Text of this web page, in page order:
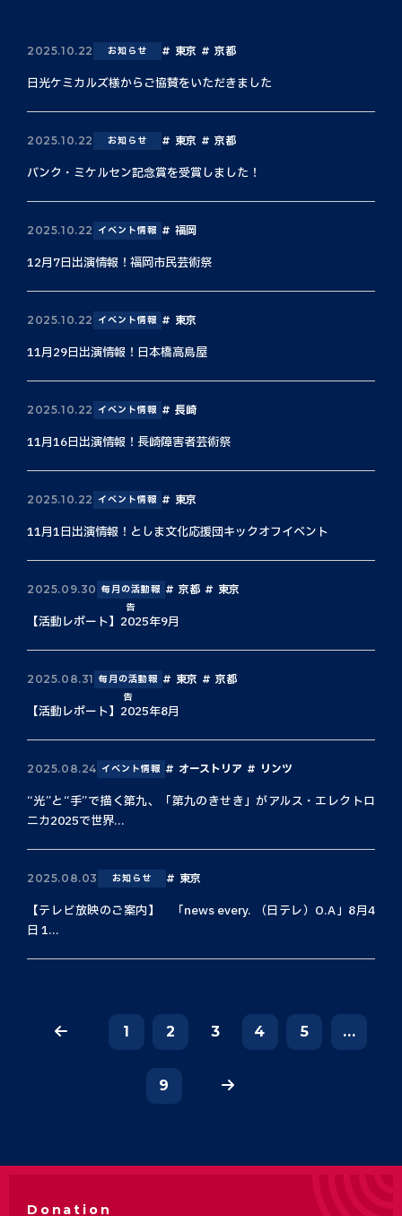
2025.10.22 お知らせ 東京 京都
日光ケミカルズ様からご協賛をいただきました
2025.10.22 お知らせ 東京 京都
バンク・ミケルセン記念賞を受賞しました！
2025.10.22 イベント情報 福岡
12月7日出演情報！福岡市民芸術祭
2025.10.22 イベント情報 東京
11月29日出演情報！日本橋高島屋
2025.10.22 イベント情報 長崎
11月16日出演情報！長崎障害者芸術祭
2025.10.22 イベント情報 東京
11月1日出演情報！としま文化応援団キックオフイベント
2025.09.30 毎月の活動報
告
京都 東京
【活動レポート】2025年9月
2025.08.31 毎月の活動報
告
東京 京都
【活動レポート】2025年8月
2025.08.24 イベント情報 オーストリア リンツ
“光”と“手”で描く第九、「第九のきせき」がアルス・エレクトロ
ニカ2025で世界...
2025.08.03 お知らせ 東京
【テレビ放映のご案内】 「news every. （日テレ）O.A」8月4
日 1...
1 2 3 4 5 ...
9
Donation